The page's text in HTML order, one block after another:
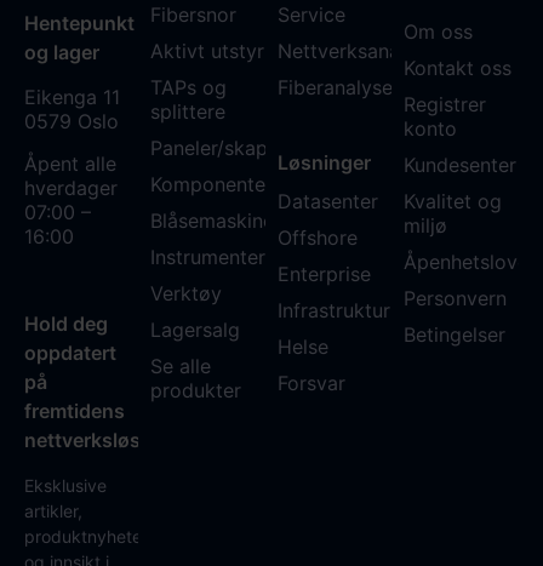
Hentepunkt
og lager
Eikenga 11
0579 Oslo
Åpent alle
hverdager
07:00 –
16:00
Hold deg
oppdatert
på
fremtidens
nettverksløsninger
Eksklusive
artikler,
produktnyheter
og innsikt i
Fibersnor
Aktivt utstyr
TAPs og
splittere
Paneler/skap
Komponenter
Blåsemaskiner
Instrumenter
Verktøy
Lagersalg
Se alle
produkter
Service
Nettverksanalyse
Fiberanalyse WDM
Løsninger
Datasenter
Offshore
Enterprise
Infrastruktur
Helse
Forsvar
Om oss
Kontakt oss
Registrer
konto
Kundesenter
Kvalitet og
miljø
Åpenhetsloven
Personvern
Betingelser